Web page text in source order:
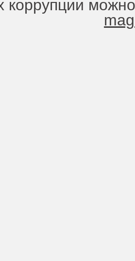
коррупции